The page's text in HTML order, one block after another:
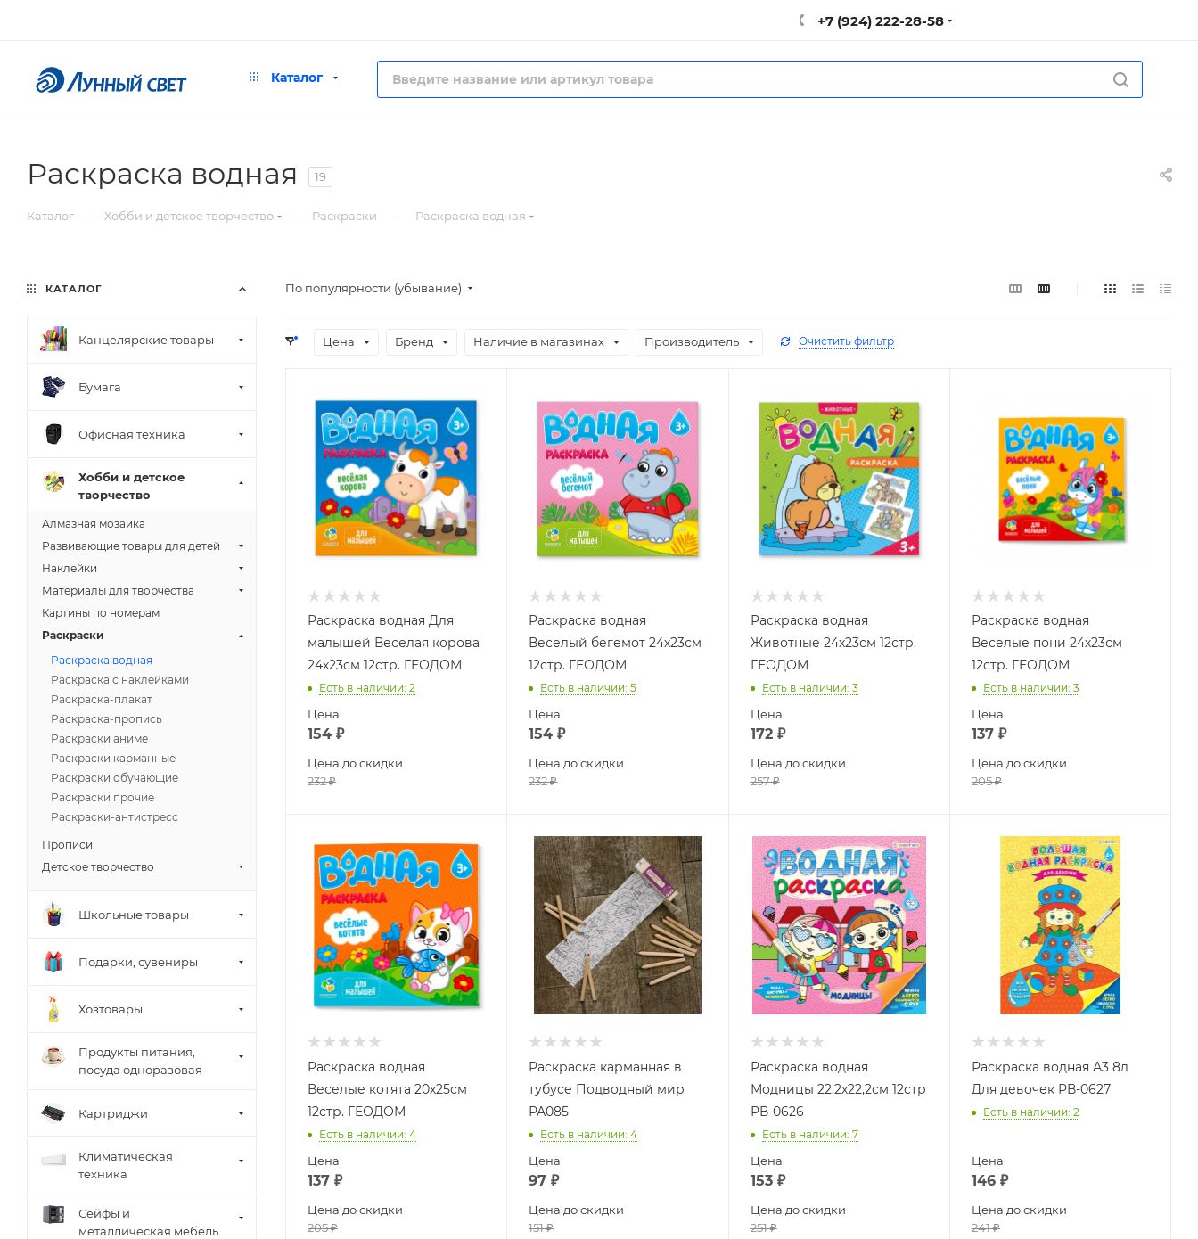
+7 (924) 222-28-58
Каталог
Раскраска водная 19
Каталог — Хобби и детское творчество — Раскраски — Раскраска водная
По популярности (убывание)
Цена Бренд Наличие в магазинах Производитель Очистить фильтр
Раскраска водная Для
малышей Веселая корова
24х23см 12стр. ГЕОДОМ
Есть в наличии: 2
Цена
154 ₽
Цена до скидки
232₽
Раскраска водная
Веселый бегемот 24х23см
12стр. ГЕОДОМ
Есть в наличии: 5
Цена
154 ₽
Цена до скидки
232₽
Раскраска водная
Животные 24х23см 12стр.
ГЕОДОМ
Есть в наличии: 3
Цена
172₽
Цена до скидки
257₽
Раскраска водная
Веселые пони 24х23см
12стр. ГЕОДОМ
Есть в наличии: 3
Цена
137₽
Цена до скидки
205₽
Раскраска водная
Веселые котята 20х25см
12стр. ГЕОДОМ
Есть в наличии: 4
Цена
137 ₽
Цена до скидки
205₽
Раскраска карманная в
тубусе Подводный мир
РА085
Есть в наличии: 4
Цена
97 ₽
Цена до скидки
151₽
Раскраска водная
Модницы 22,2х22,2см 12стр
РВ-0626
Есть в наличии: 7
Цена
153₽
Цена до скидки
251₽
Раскраска водная А3 8л
Для девочек РВ-0627
Есть в наличии: 2
Цена
146₽
Цена до скидки
241₽
КАТАЛОГ
Канцелярские товары
Бумага
Офисная техника
Хобби и детское
творчество
Алмазная мозаика
Развивающие товары для детей
Наклейки
Материалы для творчества
Картины по номерам
Раскраски
Раскраска водная
Раскраска с наклейками
Раскраска-плакат
Раскраска-пропись
Раскраски аниме
Раскраски карманные
Раскраски обучающие
Раскраски прочие
Раскраски-антистресс
Прописи
Детское творчество
Школьные товары
Подарки, сувениры
Хозтовары
Продукты питания,
посуда одноразовая
Картриджи
Климатическая
техника
Сейфы и
металлическая мебель